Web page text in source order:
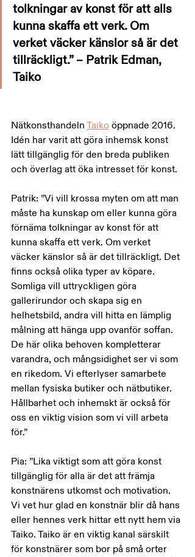
tolkningar av konst för att alls
kunna skaffa ett verk. Om
verket väcker känslor så är det
tillräckligt.” – Patrik Edman,
Taiko
Nätkonsthandeln Taiko öppnade 2016.
Idén har varit att göra inhemsk konst
lätt tillgänglig för den breda publiken
och överlag att öka intresset för konst.
Patrik: ”Vi vill krossa myten om att man
måste ha kunskap om eller kunna göra
förnäma tolkningar av konst för att
kunna skaffa ett verk. Om verket
väcker känslor så är det tillräckligt. Det
finns också olika typer av köpare.
Somliga vill uttryckligen göra
gallerirundor och skapa sig en
helhetsbild, andra vill hitta en lämplig
målning att hänga upp ovanför soffan.
De här olika behoven kompletterar
varandra, och mångsidighet ser vi som
en rikedom. Vi efterlyser samarbete
mellan fysiska butiker och nätbutiker.
Hållbarhet och inhemskt är också för
oss en viktig vision som vi vill arbeta
för.”
Pia: ”Lika viktigt som att göra konst
tillgänglig för alla är det att främja
konstnärens utkomst och motivation.
Vi vet hur glad en konstnär blir då hans
eller hennes verk hittar ett nytt hem via
Taiko. Taiko är en viktig kanal särskilt
för konstnärer som bor på små orter